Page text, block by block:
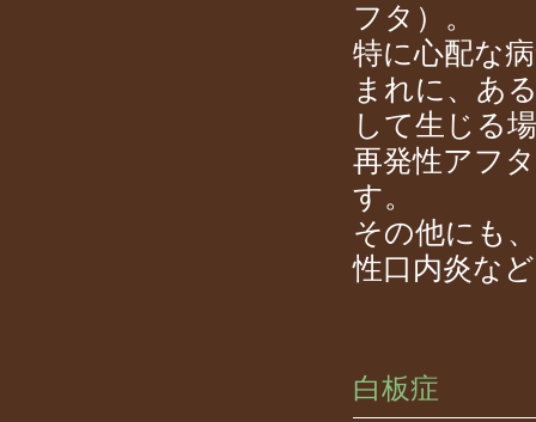
フタ）。
特に心配な
まれに、あ
して生じる
再発性アフ
す。
その他にも
性口内炎な
白板症